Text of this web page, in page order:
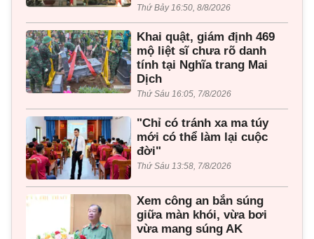
Thứ Bảy 16:50, 8/8/2026
Khai quật, giám định 469
mộ liệt sĩ chưa rõ danh
tính tại Nghĩa trang Mai
Dịch
Thứ Sáu 16:05, 7/8/2026
"Chỉ có tránh xa ma túy
mới có thể làm lại cuộc
đời"
Thứ Sáu 13:58, 7/8/2026
Xem công an bắn súng
giữa màn khói, vừa bơi
vừa mang súng AK